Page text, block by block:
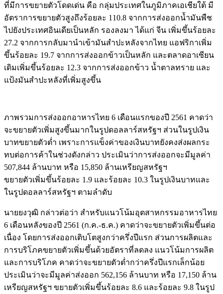
ที่มีการขยายตัวโดดเด่น คือ กลุ่มประเทศในภูมิภาคเอเชียใต้ มี
อัตราการขยายตัวสูงถึงร้อยละ 110.8 จากการส่งออกน้ำมันพืช
ไปยังประเทศอินเดียเป็นหลัก รองลงมา ได้แก่ จีน เพิ่มขึ้นร้อยละ
27.2 จากการกลับมานำเข้ามันสำปะหลังจากไทย แอฟริกาเพิ่ม
ขึ้นร้อยละ 19.7 จากการส่งออกข้าวเป็นหลัก และตลาดอาเซียน
เดิมเพิ่มขึ้นร้อยละ 12.3 จากการส่งออกข้าว น้ำตาลทราย และ
แป้งมันสำปะหลังที่เพิ่มสูงขึ้น
ภาพรวมการส่งออกอาหารไทย 6 เดือนแรกของปี 2561 คาดว่า
จะขยายตัวเพิ่มสูงขึ้นมากในรูปดอลลาร์สหรัฐฯ ส่วนในรูปเงิน
บาทขยายตัวต่ำ เพราะการแข็งค่าของเงินบาทยังคงส่งผลกระ
ทบต่อการค้าในช่วงดังกล่าว ประเมินว่าการส่งออกจะมีมูลค่า
507,844 ล้านบาท หรือ 15,850 ล้านเหรียญสหรัฐฯ
ขยายตัวเพิ่มขึ้นร้อยละ 1.9 และร้อยละ 10.3 ในรูปเงินบาทและ
ในรูปดอลลาร์สหรัฐฯ ตามลำดับ
นายยงวุฒิ กล่าวต่อว่า สำหรับแนวโน้มอุตสาหกรรมอาหารไทย
6 เดือนหลังของปี 2561 (ก.ค.-ธ.ค.) คาดว่าจะขยายตัวเพิ่มขึ้นต่อ
เนื่อง โดยการส่งออกเติบโตสูงกว่าครึ่งปีแรก ส่วนการผลิตและ
การบริโภคขยายตัวเพิ่มขึ้นด้วยอัตราที่ลดลง แนวโน้มการผลิต
และการบริโภค คาดว่าจะขยายตัวต่ำกว่าครึ่งปีแรกเล็กน้อย
ประเมินว่าจะมีมูลค่าส่งออก 562,156 ล้านบาท หรือ 17,150 ล้าน
เหรียญสหรัฐฯ ขยายตัวเพิ่มขึ้นร้อยละ 8.6 และร้อยละ 9.8 ในรูป